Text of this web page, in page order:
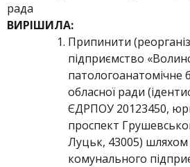
рада
ВИРІШИЛА:
Припинити
підприємство
патологоанатомічне
обласної ради
ЄДРПОУ 20123450,
проспект
Луцьк, 43005)
комунального